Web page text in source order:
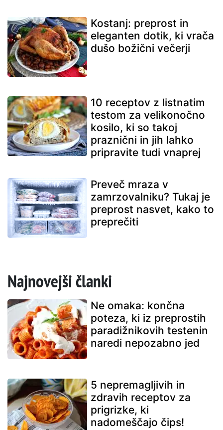
Kostanj: preprost in
eleganten dotik, ki vrača
dušo božični večerji
10 receptov z listnatim
testom za velikonočno
kosilo, ki so takoj
praznični in jih lahko
pripravite tudi vnaprej
Preveč mraza v
zamrzovalniku? Tukaj je
preprost nasvet, kako to
preprečiti
Najnovejši članki
Ne omaka: končna
poteza, ki iz preprostih
paradižnikovih testenin
naredi nepozabno jed
5 nepremagljivih in
zdravih receptov za
prigrizke, ki
nadomeščajo čips!